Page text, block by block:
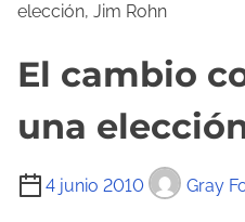
elección, Jim Rohn
El cambio
una
4 junio 2010 Gray
T